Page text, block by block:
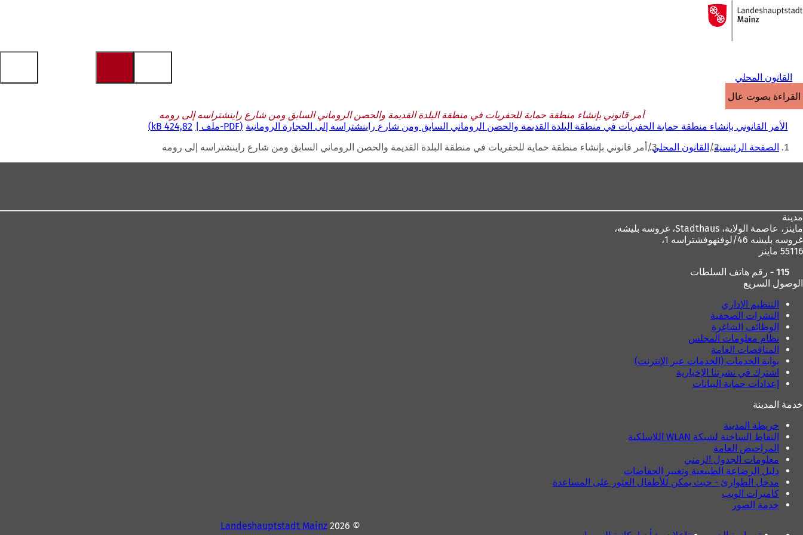
الانتقال إلى المحتوى
إلى
الصفحة
القانون المحلي
القراءة بصوت عالٍ
أمر قانوني بإنشاء منطقة حماية للحفريات في منطقة البلدة القديمة والحصن الروماني السابق ومن شارع راينشتراسه إلى رومه
الأمر القانوني بإنشاء منطقة حماية الحفريات في منطقة البلدة القديمة والحصن الروماني السابق ومن شارع راينشتراسه إلى الحجارة الرومانية PDF-ملف 424,82 kB
أنت الصفحة الرئيسية القانون المحلي أمر قانوني بإنشاء منطقة حماية للحفريات في منطقة البلدة القديمة والحصن الروماني السابق ومن شارع راينشتراسه إلى رومه
مدينة
ماينز، عاصمة الولاية،
غروسه بليشه 46/لوفنهوفشتراسه 1،
55116 ماينز
115 - رقم هاتف السلطات
الوصول السريع
التنظيم الإداري
النشرات الصحفية
الوظائف الشاغرة
نظام معلومات المجلس
المناقصات العامة
بوابة الخدمات (الخدمات عبر الإنترنت)
اشترك في نشرتنا الإخبارية
إعدادات حماية البيانات
خدمة المدينة
خريطة المدينة
النقاط الساخنة لشبكة WLAN اللاسلكية
المراحيض العامة
معلومات الجدول الزمني
دليل الرضاعة الطبيعية وتغيير الحفاضات
مدخل الطوارئ - حيث يمكن للأطفال العثور على المساعدة
كاميرات الويب
خدمة الصور
© 2026
Landeshauptstadt Mainz